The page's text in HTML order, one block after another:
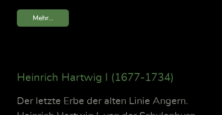
Mehr...
Heinrich Hartwig I (1677-1734)
Der letzte Erbe der alten Linie Angern.